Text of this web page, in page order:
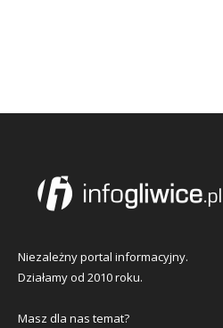
Niezależny portal informacyjny.
Działamy od 2010 roku.
Masz dla nas temat?